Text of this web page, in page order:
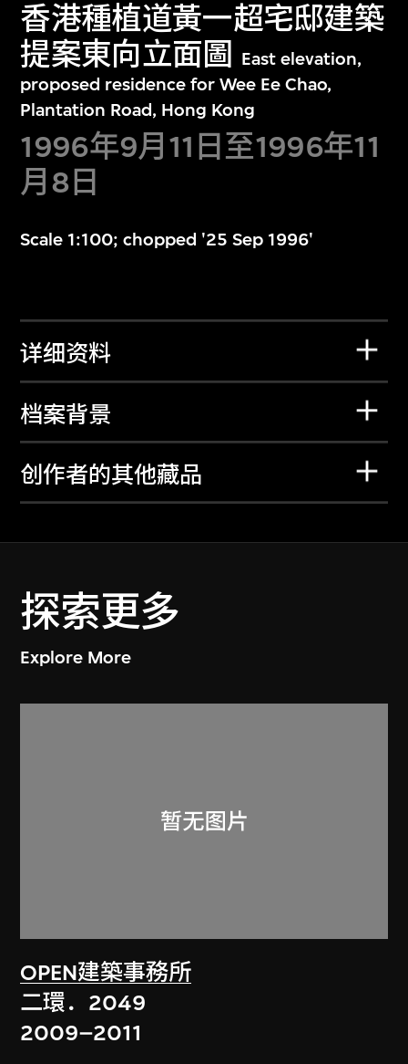
香港種植道黃一超宅邸建築
提案東向立面圖
East elevation,
proposed residence for Wee Ee Chao,
Plantation Road, Hong Kong
1996年9月11日至1996年11
月8日
Scale 1:100; chopped '25 Sep 1996'
详细资料
档案背景
创作者的其他藏品
探索更多
Explore More
OPEN建築事務所
二環．2049
2009–2011